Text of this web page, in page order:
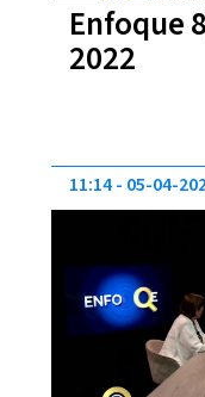
Enfoque
2022
11:14 05-04-